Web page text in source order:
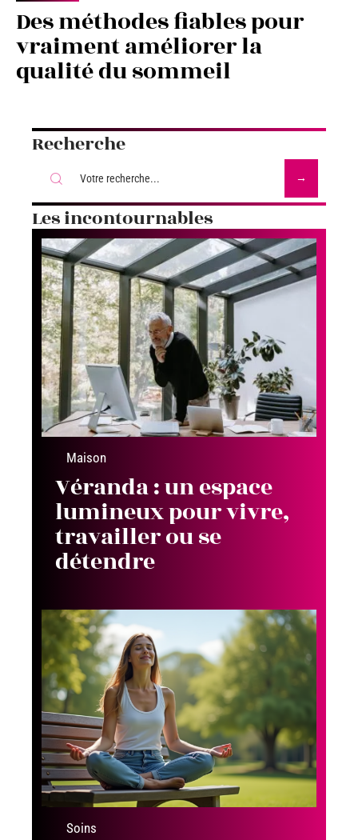
Des méthodes fiables pour
vraiment améliorer la
qualité du sommeil
Recherche
Les incontournables
Maison
Véranda : un espace
lumineux pour vivre,
travailler ou se
détendre
Soins